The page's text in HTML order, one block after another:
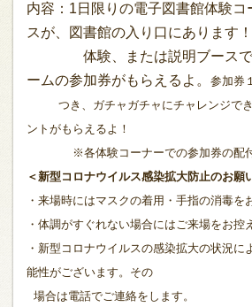
内容：1日限りの電子図書館体験コ
スが、図書館の入り口にあります！
体験、または説明ブースで
ームの参加券がもらえるよ。 参加券
つき、ガチャガチャにチャレンジでき
ントがもらえるよ！
※各体験コーナーでの参加券の配付
＜新型コロナウイルス感染拡大防止のお願
・来場時にはマスクの着用・手指の消毒を
・体調がすぐれない場合にはご来場をお控
・新型コロナウイルスの感染拡大の状況に
能性がございます。その
場合は電話でご連絡をします。